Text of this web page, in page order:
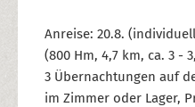
Anreise: 20.8.
(800 Hm, 4,7 km, ca. 3 -
3 Übernachtungen auf
im Zimmer oder Lager,